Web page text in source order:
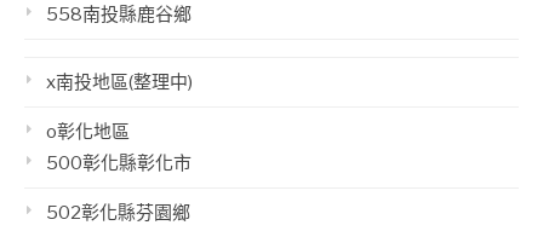
558南投縣鹿谷鄉
x南投地區(整理中)
o彰化地區
500彰化縣彰化市
502彰化縣芬園鄉